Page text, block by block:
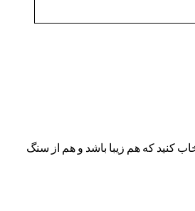
کنید که هم زیبا باشد و هم از سنگ